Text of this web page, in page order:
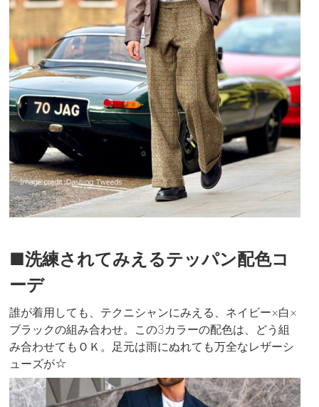
■洗練されてみえるテッパン配色コ
ーデ
誰が着用しても、テクニシャンにみえる、ネイビー×白×
ブラックの組み合わせ。この3カラーの配色は、どう組
み合わせてもＯＫ。足元は雨にぬれても万全なレザーシ
ューズが☆